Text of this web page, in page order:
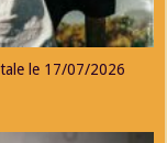
le 17/07/2026